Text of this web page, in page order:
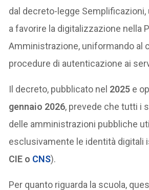
dal decreto-legge Semplificazioni,
a favorire la digitalizzazione nella
Amministrazione, uniformando al
procedure di autenticazione ai
Il decreto, pubblicato nel 2025 e
gennaio 2026, prevede che tutti i
delle amministrazioni pubbliche
esclusivamente le identità digitali
CIE o CNS).
Per quanto riguarda la scuola,